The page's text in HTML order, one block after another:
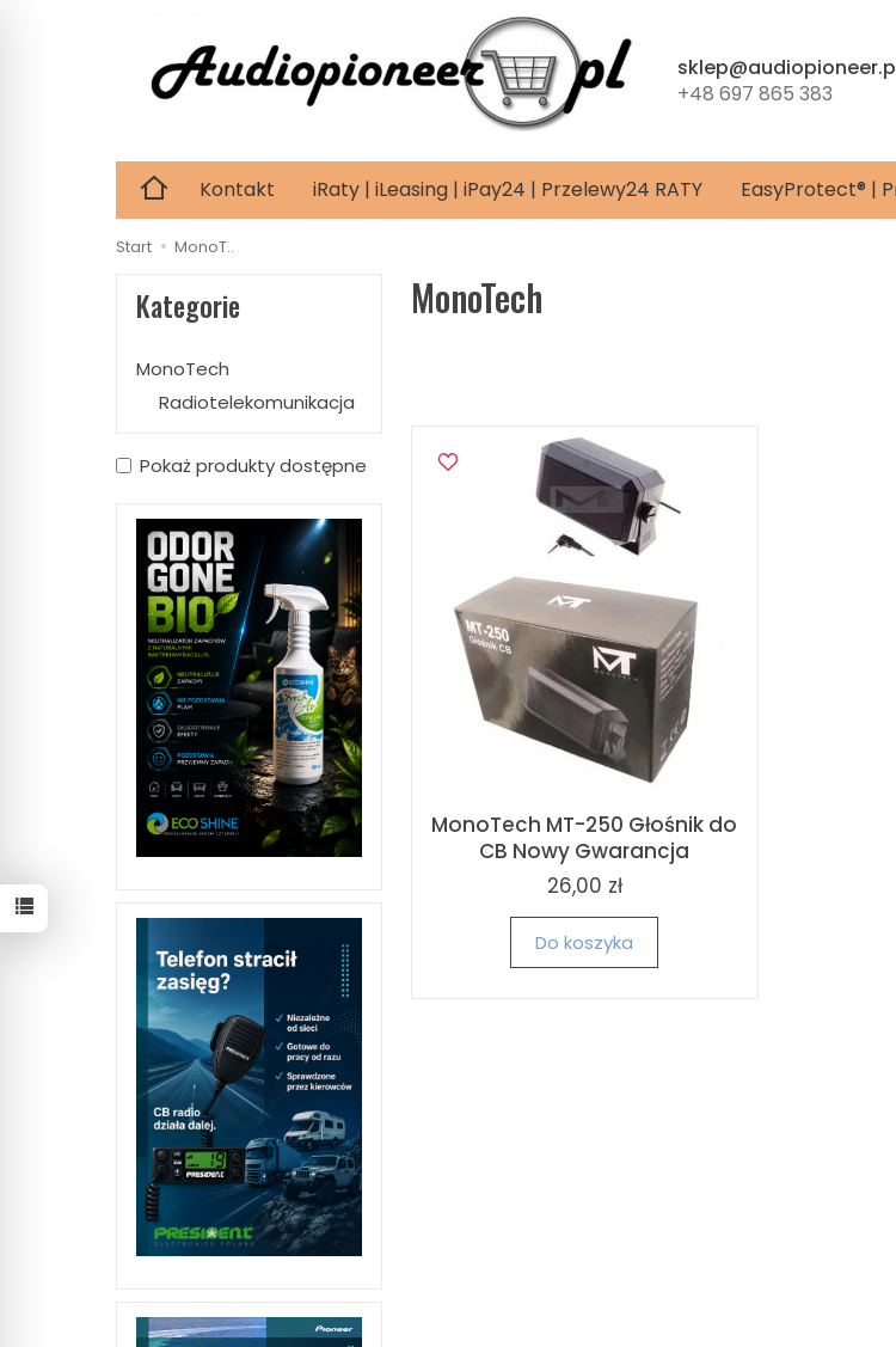
+48 697 865 383
Kontakt iRaty | iLeasing | iPay24 | Przelewy24 RATY EasyProtect® |
Start MonoT..
MonoTech
MonoTech MT-250 Głośnik do
CB Nowy Gwarancja
26,00 zł
Do koszyka
Kategorie
MonoTech
Radiotelekomunikacja
Pokaż produkty dostępne